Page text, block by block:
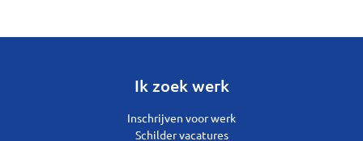
Ik zoek werk
Inschrijven voor werk
Schilder vacatures